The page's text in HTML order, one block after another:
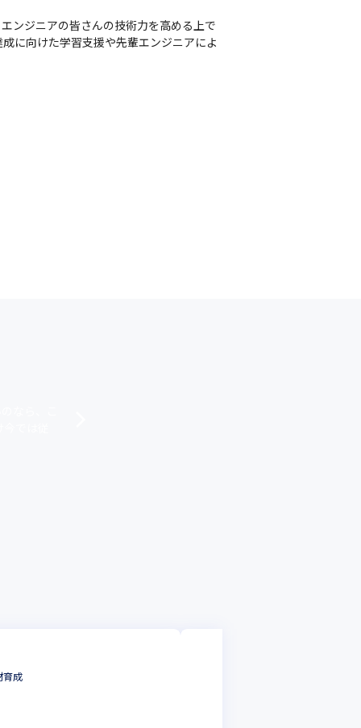
ンジニアの皆さんの技術力を高める上で
に向けた学習支援や先輩エンジニアによ
育成